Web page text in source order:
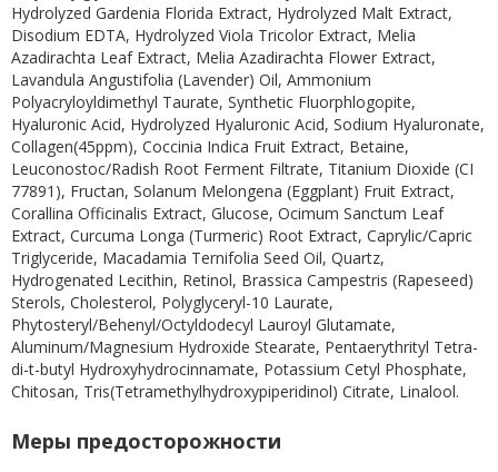
Hydrolyzed Gardenia Florida Extract, Hydrolyzed Malt Extract,
Disodium EDTA, Hydrolyzed Viola Tricolor Extract, Melia
Azadirachta Leaf Extract, Melia Azadirachta Flower Extract,
Lavandula Angustifolia (Lavender) Oil, Ammonium
Polyacryloyldimethyl Taurate, Synthetic Fluorphlogopite,
Hyaluronic Acid, Hydrolyzed Hyaluronic Acid, Sodium Hyaluronate,
Collagen(45ppm), Coccinia Indica Fruit Extract, Betaine,
Leuconostoc/Radish Root Ferment Filtrate, Titanium Dioxide (CI
77891), Fructan, Solanum Melongena (Eggplant) Fruit Extract,
Corallina Officinalis Extract, Glucose, Ocimum Sanctum Leaf
Extract, Curcuma Longa (Turmeric) Root Extract, Caprylic/Capric
Triglyceride, Macadamia Ternifolia Seed Oil, Quartz,
Hydrogenated Lecithin, Retinol, Brassica Campestris (Rapeseed)
Sterols, Cholesterol, Polyglyceryl-10 Laurate,
Phytosteryl/Behenyl/Octyldodecyl Lauroyl Glutamate,
Aluminum/Magnesium Hydroxide Stearate, Pentaerythrityl Tetra-
di-t-butyl Hydroxyhydrocinnamate, Potassium Cetyl Phosphate,
Chitosan, Tris(Tetramethylhydroxypiperidinol) Citrate, Linalool.
Меры предосторожности